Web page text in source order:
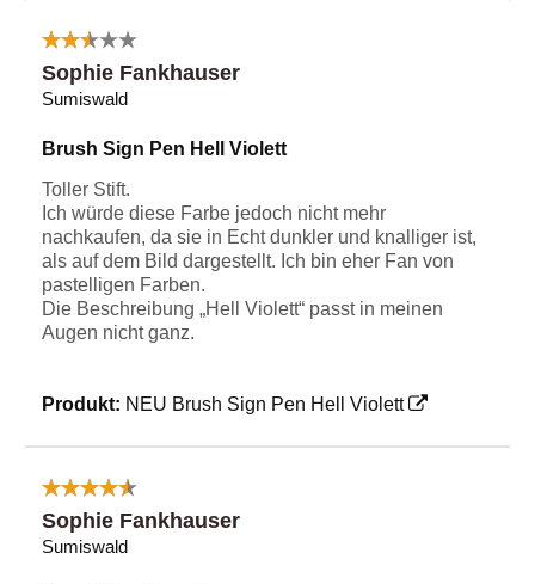
Sophie Fankhauser
Sumiswald
Brush Sign Pen Hell Violett
Toller Stift.
Ich würde diese Farbe jedoch nicht mehr
nachkaufen, da sie in Echt dunkler und knalliger ist,
als auf dem Bild dargestellt. Ich bin eher Fan von
pastelligen Farben.
Die Beschreibung „Hell Violett“ passt in meinen
Augen nicht ganz.
Produkt: NEU Brush Sign Pen Hell Violett
Sophie Fankhauser
Sumiswald